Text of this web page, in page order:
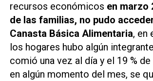
recursos económicos en marzo
de las familias, no pudo
Canasta Básica Alimentaria, en
los hogares hubo algún
comió una vez al día y el 19 %
en algún momento del mes, se